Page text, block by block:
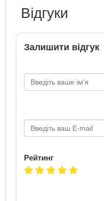
Відгуки
Залишити відгук
Рейтинг